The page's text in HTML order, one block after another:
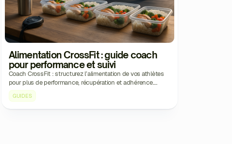
Alimentation CrossFit : guide coach
pour performance et suivi
Coach CrossFit : structurez l’alimentation de vos athlètes
pour plus de performance, récupération et adhérence.
Méthode, plans types et suivi concret avec EKKLO.
GUIDES